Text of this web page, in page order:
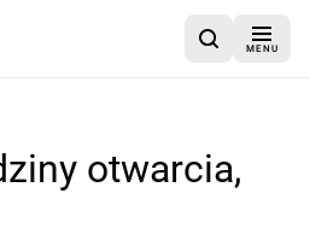
MENU
otwarcia,